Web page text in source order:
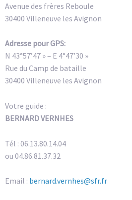
Avenue des frères Reboule
30400 Villeneuve les Avignon
Adresse pour GPS:
N 43°57’47 » – E 4°47’30 »
Rue du Camp de bataille
30400 Villeneuve les Avignon
Votre guide :
BERNARD VERNHES
Tél : 06.13.80.14.04
ou 04.86.81.37.32
Email : bernard.vernhes@sfr.fr